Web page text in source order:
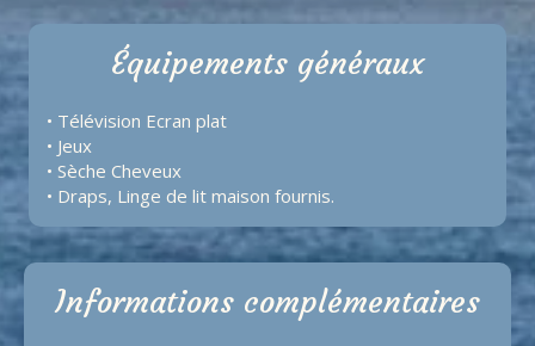
Équipements généraux
• Télévision Ecran plat
• Jeux
• Sèche Cheveux
• Draps, Linge de lit maison fournis.
Informations complémentaires